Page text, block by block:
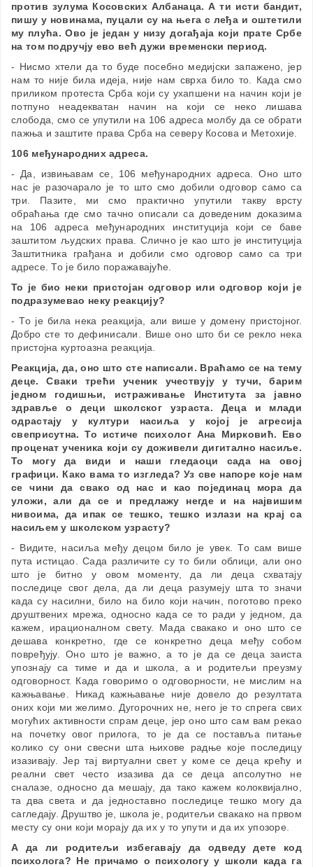
против зулума Косовских Албанаца. А ти исти бандит,
пишу у новинама, пуцали су на њега с леђа и оштетили
му плућа. Ово је један у низу догађаја који прате Србе
на том подручју ево већ дужи временски период.
- Нисмо хтели да то буде посебно медијски запажено, јер
нам то није била идеја, није нам сврха било то. Када смо
приликом протеста Срба који су ухапшени на начин који је
потпуно неадекватан начин на који се неко лишава
слобода, смо се упутили на 106 адреса молбу да се обрати
пажња и заштите права Срба на северу Косова и Метохије.
106 међународних адреса.
- Да, извињавам се, 106 међународних адреса. Оно што
нас је разочарало је то што смо добили одговор само са
три. Пазите, ми смо практично упутили такву врсту
обраћања где смо тачно описали са доведеним доказима
на 106 адреса међународних институција који се баве
заштитом људских права. Слично је као што је институција
Заштитника грађана и добили смо одговор само са три
адресе. То је било поражавајуће.
То је био неки пристојан одговор или одговор који је
подразумевао неку реакцију?
- То је била нека реакција, али више у домену пристојног.
Добро сте то дефинисали. Више оно што би се рекло нека
пристојна куртоазна реакција.
Реакција, да, оно што сте написали. Враћамо се на тему
деце. Сваки трећи ученик учествују у тучи, барим
једном годишњи, истраживање Института за јавно
здравље о деци школског узраста. Деца и млади
одрастају у култури насиља у којој је агресија
свеприсутна. То истиче психолог Ана Мирковић. Ево
проценат ученика који су доживели дигитално насиље.
То могу да види и наши гледаоци сада на овој
графици. Како вама то изгледа? Уз све напоре које нам
се чини да свако од нас и као појединац мора да
уложи, али да се и предлажу негде и на највишим
нивоима, да ипак се тешко, тешко излази на крај са
насиљем у школском узрасту?
- Видите, насиља међу децом било је увек. То сам више
пута истицао. Сада различите су то били облици, али оно
што је битно у овом моменту, да ли деца схватају
последице свог дела, да ли деца разумеју шта то значи
када су насилни, било на било који начин, поготово преко
друштвених мрежа, односно када се то ради у једном, да
кажем, ирационалном свету. Мада свакако и оно што се
дешава конкретно, где се конкретно деца међу собом
повређују. Оно што је важно, а то је да се деца заиста
упознају са тиме и да и школа, а и родитељи преузму
одговорност. Када говоримо о одговорности, не мислим на
кажњавање. Никад кажњавање није довело до резултата
оних који ми желимо. Дугорочних не, него је то спрега свих
могућих активности спрам деце, јер оно што сам вам рекао
на почетку овог прилога, то је да се поставља питање
колико су они свесни шта њихове радње које последицу
изазивају. Јер тај виртуални свет у коме се деца крећу и
реални свет често изазива да се деца апсолутно не
сналазе, односно да мешају, да тако кажем колоквијално,
та два света и да једноставно последице тешко могу да
сагледају. Друштво је, школа је, родитељи свакако на првом
месту су они који морају да их у то упути и да их упозоре.
А да ли родитељи избегавају да одведу дете код
психолога? Не причамо о психологу у школи када га